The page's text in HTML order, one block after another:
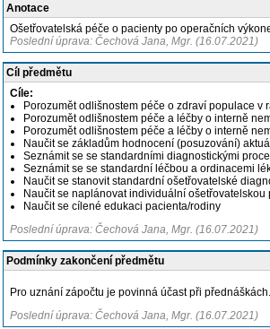
Anotace
Ošetřovatelská péče o pacienty po operačních
Poslední úprava: Čechová Jana, Mgr. (16.07.2021)
Cíl předmětu
Cíle:
Porozumět odlišnostem péče o zdraví populace v
Porozumět odlišnostem péče a léčby o interně
Porozumět odlišnostem péče a léčby o interně
Naučit se základům hodnocení (posuzování)
Seznámit se se standardními diagnostickými
Seznámit se se standardní léčbou a ordinacemi
Naučit se stanovit standardní ošetřovatelské
Naučit se naplánovat individuální
Naučit se cílené edukaci pacienta/rodiny
Poslední úprava: Čechová Jana, Mgr. (16.07.2021)
Podmínky zakončení předmětu
Pro uznání zápočtu je povinná účast při přednáškách.
Poslední úprava: Čechová Jana, Mgr. (16.07.2021)